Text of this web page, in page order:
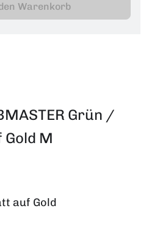
Warenkorb
Grün /
M
auf Gold